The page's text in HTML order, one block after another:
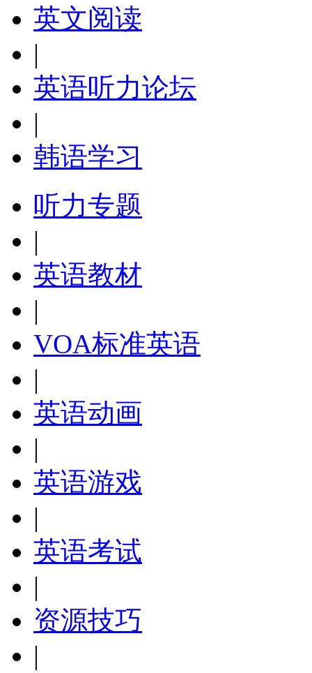
英文阅读
|
英语听力论坛
|
韩语学习
听力专题
|
英语教材
|
VOA标准英语
|
英语动画
|
英语游戏
|
英语考试
|
资源技巧
|